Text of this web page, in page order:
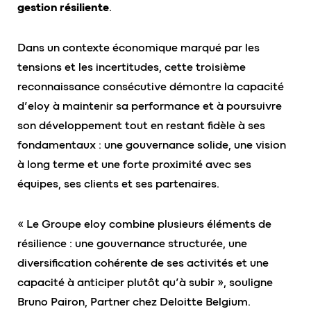
gestion résiliente.
Dans un contexte économique marqué par les
tensions et les incertitudes, cette troisième
reconnaissance consécutive démontre la capacité
d’eloy à maintenir sa performance et à poursuivre
son développement tout en restant fidèle à ses
fondamentaux : une gouvernance solide, une vision
à long terme et une forte proximité avec ses
équipes, ses clients et ses partenaires.
« Le Groupe eloy combine plusieurs éléments de
résilience : une gouvernance structurée, une
diversification cohérente de ses activités et une
capacité à anticiper plutôt qu’à subir », souligne
Bruno Pairon, Partner chez Deloitte Belgium.